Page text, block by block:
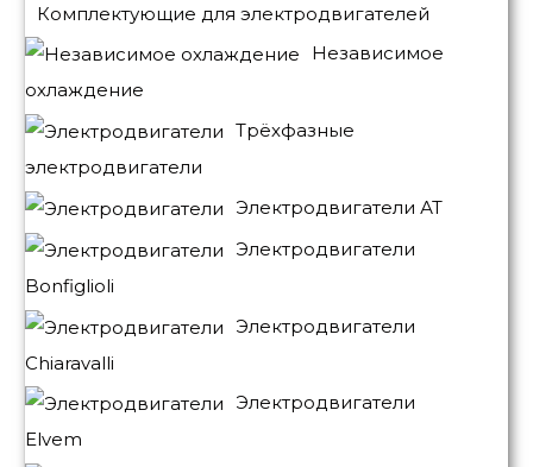
Комплектующие для электродвигателей
Независимое
охлаждение
Трёхфазные
электродвигатели
Электродвигатели АТ
Электродвигатели
Bonfiglioli
Электродвигатели
Chiaravalli
Электродвигатели
Elvem